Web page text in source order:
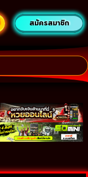
สมัครสมาชิก